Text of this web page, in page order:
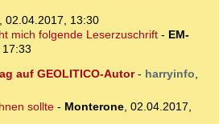
, 02.04.2017, 13:30
mich folgende Leserzuschrift- EM-
auf GEOLITICO-Autor- harryinfo,
sollte- Monterone, 02.04.2017,